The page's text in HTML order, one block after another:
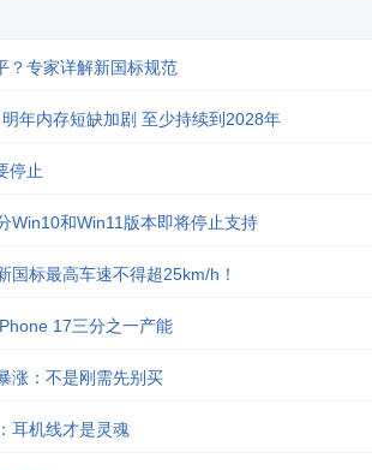
？专家详解新国标规范
年内存短缺加剧 至少持续到2028年
停止
Win10和Win11版本即将停止支持
国标最高车速不得超25km/h！
17三分之一产能
涨：不是刚需先别买
耳机线才是灵魂